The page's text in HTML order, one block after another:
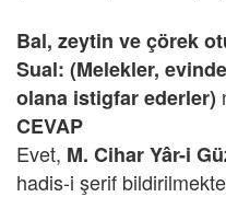
Bal, zeytin ve çörek
Sual: (Melekler,
olana istigfar ederler)
CEVAP
Evet, M. Cihar Yâr-i
hadis-i şerif